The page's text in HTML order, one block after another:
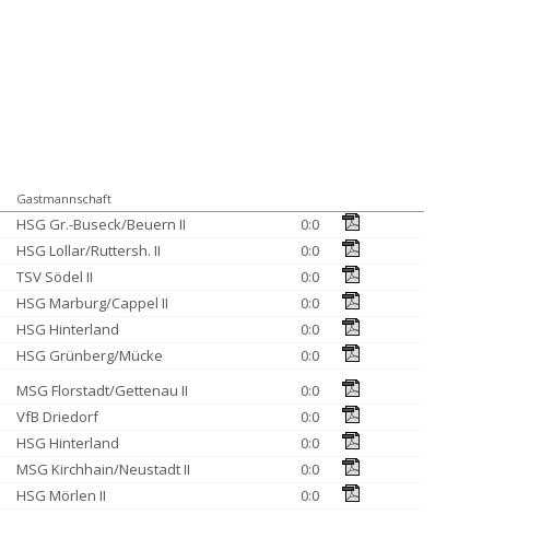
Gastmannschaft
HSG Gr.-Buseck/Beuern II
0:0
HSG Lollar/Ruttersh. II
0:0
TSV Södel II
0:0
HSG Marburg/Cappel II
0:0
HSG Hinterland
0:0
HSG Grünberg/Mücke
0:0
MSG Florstadt/Gettenau II
0:0
VfB Driedorf
0:0
HSG Hinterland
0:0
MSG Kirchhain/Neustadt II
0:0
HSG Mörlen II 0:0